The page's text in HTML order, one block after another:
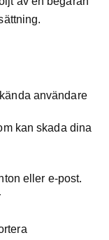
användare
kan skada dina
eller e-post.